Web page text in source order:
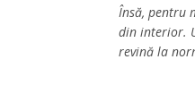
Însă, pentru
din interior.
revină la